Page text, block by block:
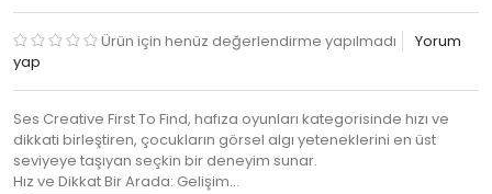
Ürün için henüz değerlendirme yapılmadı
Yorum
yap
Ses Creative First To Find, hafıza oyunları kategorisinde hızı ve
dikkati birleştiren, çocukların görsel algı yeteneklerini en üst
seviyeye taşıyan seçkin bir deneyim sunar.
Hız ve Dikkat Bir Arada: Gelişim…